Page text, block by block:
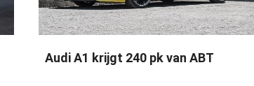
Audi A1 krijgt 240 pk van ABT